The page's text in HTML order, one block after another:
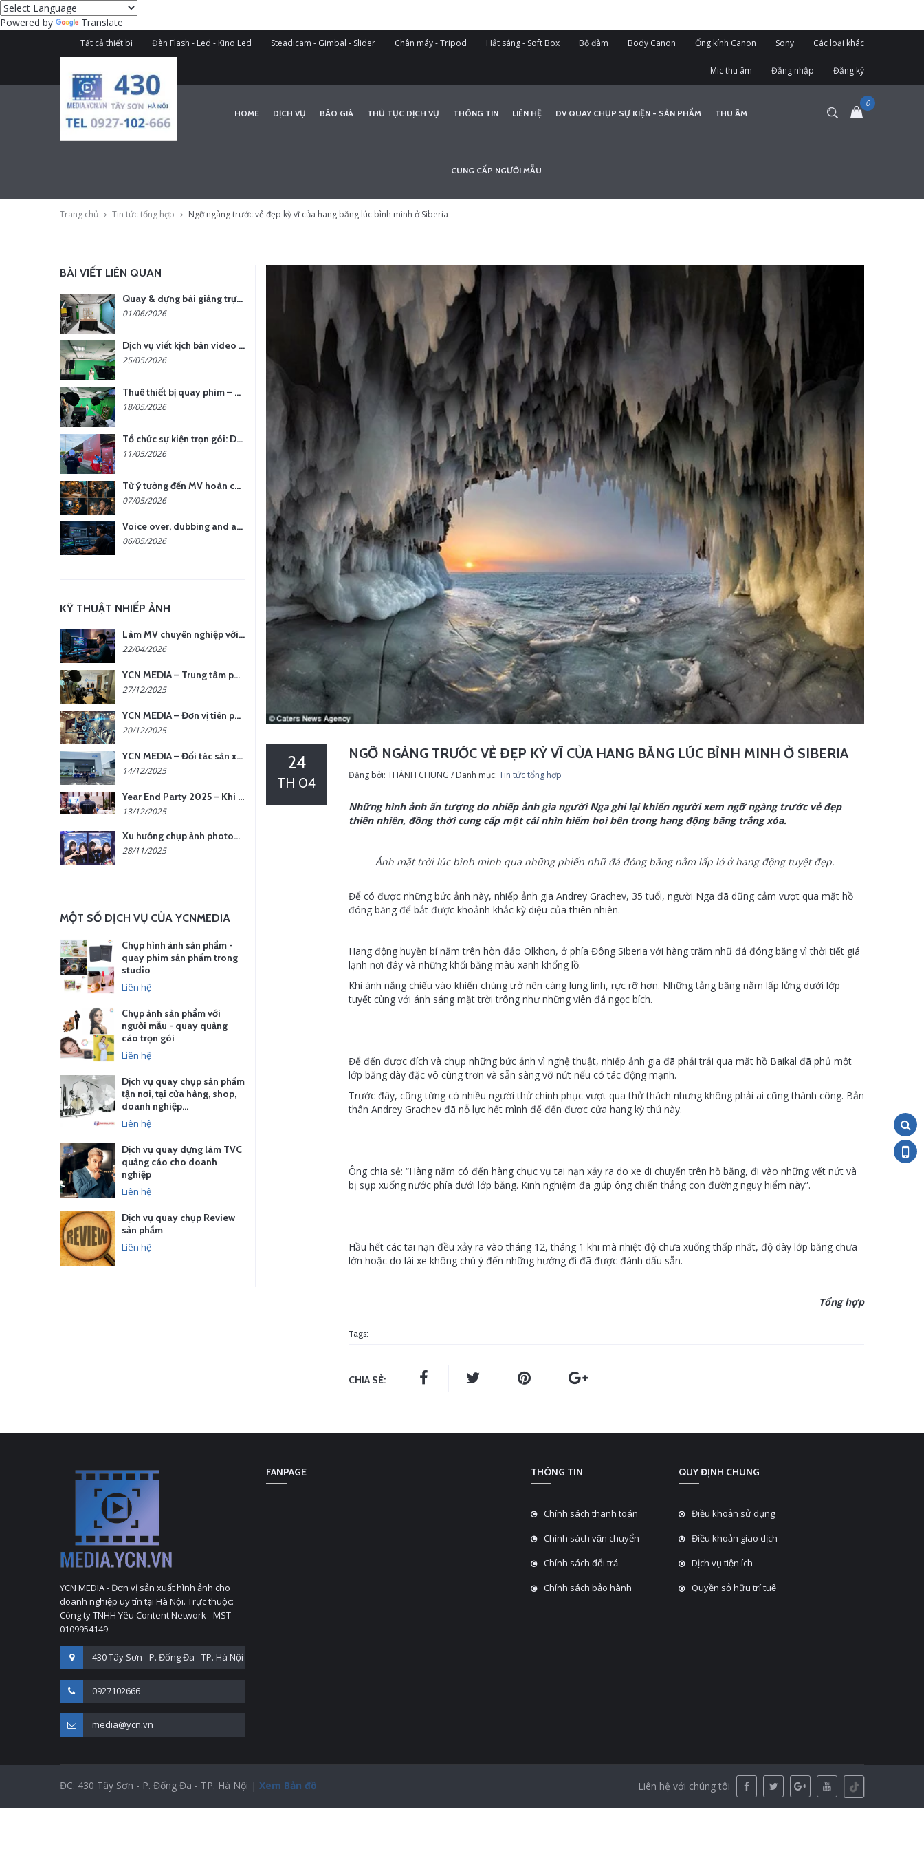
Powered by Translate
Tất cả thiết bị Đèn Flash - Led - Kino Led Steadicam - Gimbal - Slider Chân máy - Tripod Hắt sáng - Soft Box Bộ đàm Body Canon Ống kính Canon Sony Các loại khác
Mic thu âm Đăng nhập Đăng ký
HOME DỊCH VỤ BÁO GIÁ THỦ TỤC DỊCH VỤ THÔNG TIN LIÊN HỆ DV QUAY CHỤP SỰ KIỆN - SẢN PHẨM THU ÂM
CUNG CẤP NGƯỜI MẪU
Trang chủ Tin tức tổng hợp Ngỡ ngàng trước vẻ đẹp kỳ vĩ của hang băng lúc bình minh ở Siberia
NGỠ NGÀNG TRƯỚC VẺ ĐẸP KỲ VĨ CỦA HANG BĂNG LÚC BÌNH MINH Ở SIBERIA
24
TH 04 Đăng bởi: THÀNH CHUNG / Danh mục: Tin tức tổng hợp
Những hình ảnh ấn tượng do nhiếp ảnh gia người Nga ghi lại khiến người xem ngỡ ngàng trước vẻ đẹp
thiên nhiên, đồng thời cung cấp một cái nhìn hiếm hoi bên trong hang động băng trắng xóa.
Ánh mặt trời lúc bình minh qua những phiến nhũ đá đóng băng nằm lấp ló ở hang động tuyệt đẹp.
Để có được những bức ảnh này, nhiếp ảnh gia Andrey Grachev, 35 tuổi, người Nga đã dũng cảm vượt qua mặt hồ
đóng băng để bắt được khoảnh khắc kỳ diệu của thiên nhiên.
Hang động huyền bí nằm trên hòn đảo Olkhon, ở phía Đông Siberia với hàng trăm nhũ đá đóng băng vì thời tiết giá
lạnh nơi đây và những khối băng màu xanh khổng lồ.
Khi ánh nắng chiếu vào khiến chúng trở nên càng lung linh, rực rỡ hơn. Những tảng băng nằm lấp lửng dưới lớp
tuyết cùng với ánh sáng mặt trời trông như những viên đá ngọc bích.
Để đến được đích và chụp những bức ảnh vì nghệ thuật, nhiếp ảnh gia đã phải trải qua mặt hồ Baikal đã phủ một
lớp băng dày đặc vô cùng trơn và sẵn sàng vỡ nứt nếu có tác động mạnh.
Trước đây, cũng từng có nhiều người thử chinh phục vượt qua thử thách nhưng không phải ai cũng thành công. Bản
thân Andrey Grachev đã nỗ lực hết mình để đến được cửa hang kỳ thú này.
Ông chia sẻ: “Hàng năm có đến hàng chục vụ tai nạn xảy ra do xe di chuyển trên hồ băng, đi vào những vết nứt và
bị sụp xuống nước phía dưới lớp băng. Kinh nghiệm đã giúp ông chiến thắng con đường nguy hiểm này”.
Hầu hết các tai nạn đều xảy ra vào tháng 12, tháng 1 khi mà nhiệt độ chưa xuống thấp nhất, độ dày lớp băng chưa
lớn hoặc do lái xe không chú ý đến những hướng đi đã được đánh dấu sẵn.
Tổng hợp
Tags:
CHIA SẺ:
BÀI VIẾT LIÊN QUAN
Quay & dựng bài giảng trực tuyến – Xu hướng đào tạo thời đại số
01/06/2026
Dịch vụ viết kịch bản video – Bước quan trọng quyết định thành công nội dung
25/05/2026
Thuê thiết bị quay phim – chụp ảnh: Giải pháp tối ưu chi phí cho doanh nghiệp
18/05/2026
Tổ chức sự kiện trọn gói: Doanh nghiệp được gì khi chọn đơn vị chuyên nghiệp?
11/05/2026
Từ ý tưởng đến MV hoàn chỉnh: giải pháp trọn gói tại YCN Media
07/05/2026
Voice over, dubbing and audio production services in Vietnam for global content
06/05/2026
KỸ THUẬT NHIẾP ẢNH
Làm MV chuyên nghiệp với chi phí tối ưu: nên chọn quay thực tế hay video AI?
22/04/2026
YCN MEDIA – Trung tâm phụ kiện quay chụp tại Hà Nội
27/12/2025
YCN MEDIA – Đơn vị tiên phong sản xuất hình ảnh & âm thanh bằng AI tại Hà Nội
20/12/2025
YCN MEDIA – Đối tác sản xuất hình ảnh chuyên nghiệp cho doanh nghiệp tại Hà Nội
14/12/2025
Year End Party 2025 – Khi Khoảnh Khắc Trở Thành Dấu Ấn | Gói Ưu Đãi Tháng 12 Từ YCN Media
13/12/2025
Xu hướng chụp ảnh photobooth tại các sự kiện hiện nay
28/11/2025
MỘT SỐ DỊCH VỤ CỦA YCNMEDIA
Chụp hình ảnh sản phẩm -
quay phim sản phẩm trong
studio
Liên hệ
Chụp ảnh sản phẩm với
người mẫu - quay quảng
cáo trọn gói
Liên hệ
Dịch vụ quay chụp sản phẩm
tận nơi, tại cửa hàng, shop,
doanh nghiệp…
Liên hệ
Dịch vụ quay dựng làm TVC
quảng cáo cho doanh
nghiệp
Liên hệ
Dịch vụ quay chụp Review
sản phẩm
Liên hệ
YCN MEDIA - Đơn vị sản xuất hình ảnh cho
doanh nghiệp uy tín tại Hà Nội. Trực thuộc:
Công ty TNHH Yêu Content Network - MST
0109954149
430 Tây Sơn - P. Đống Đa - TP. Hà Nội
0927102666
media@ycn.vn
FANPAGE THÔNG TIN
Chính sách thanh toán
Chính sách vận chuyển
Chính sách đổi trả
Chính sách bảo hành
QUY ĐỊNH CHUNG
Điều khoản sử dụng
Điều khoản giao dịch
Dịch vụ tiện ích
Quyền sở hữu trí tuệ
ĐC: 430 Tây Sơn - P. Đống Đa - TP. Hà Nội | Xem Bản đồ Liên hệ với chúng tôi